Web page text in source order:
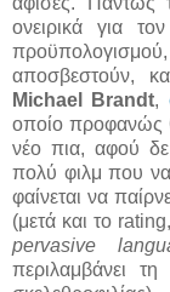
ονειρικά για τον
αποσβεστούν,
Michael Brandt,
οποίο προφανώς
νέο πια, αφού δε
πολύ φιλμ που
φαίνεται να
(μετά και το
pervasive
περιλαμβάνει